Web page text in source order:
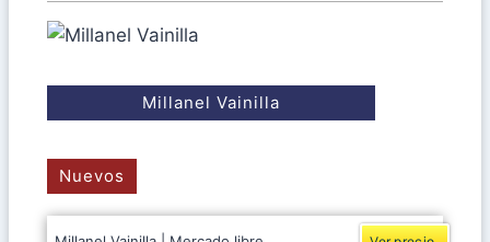
Millanel Vainilla
Nuevos